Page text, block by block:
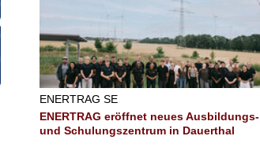
ENERTRAG SE
ENERTRAG eröffnet neues Ausbildungs-
und Schulungszentrum in Dauerthal